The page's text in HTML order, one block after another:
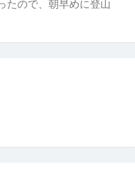
たので、朝早めに登山